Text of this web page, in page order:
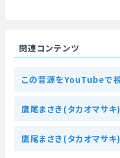
関連コンテンツ
この音源をYouTubeで
鷹尾まさき(タカオマサ
鷹尾まさき(タカオマサ